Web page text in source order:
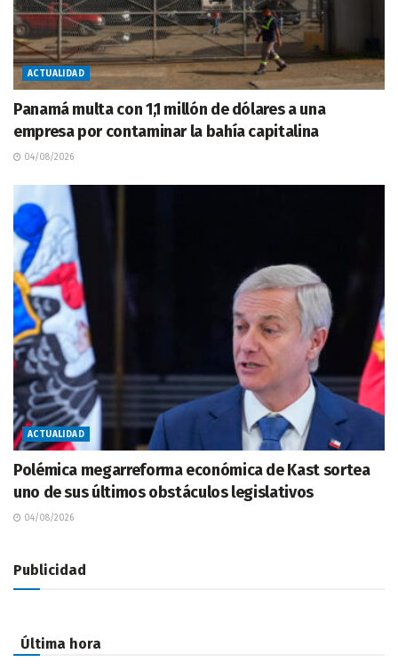
ACTUALIDAD
Panamá multa con 1,1 millón de dólares a una
empresa por contaminar la bahía capitalina
04/08/2026
ACTUALIDAD
Polémica megarreforma económica de Kast sortea
uno de sus últimos obstáculos legislativos
04/08/2026
Publicidad
Última hora